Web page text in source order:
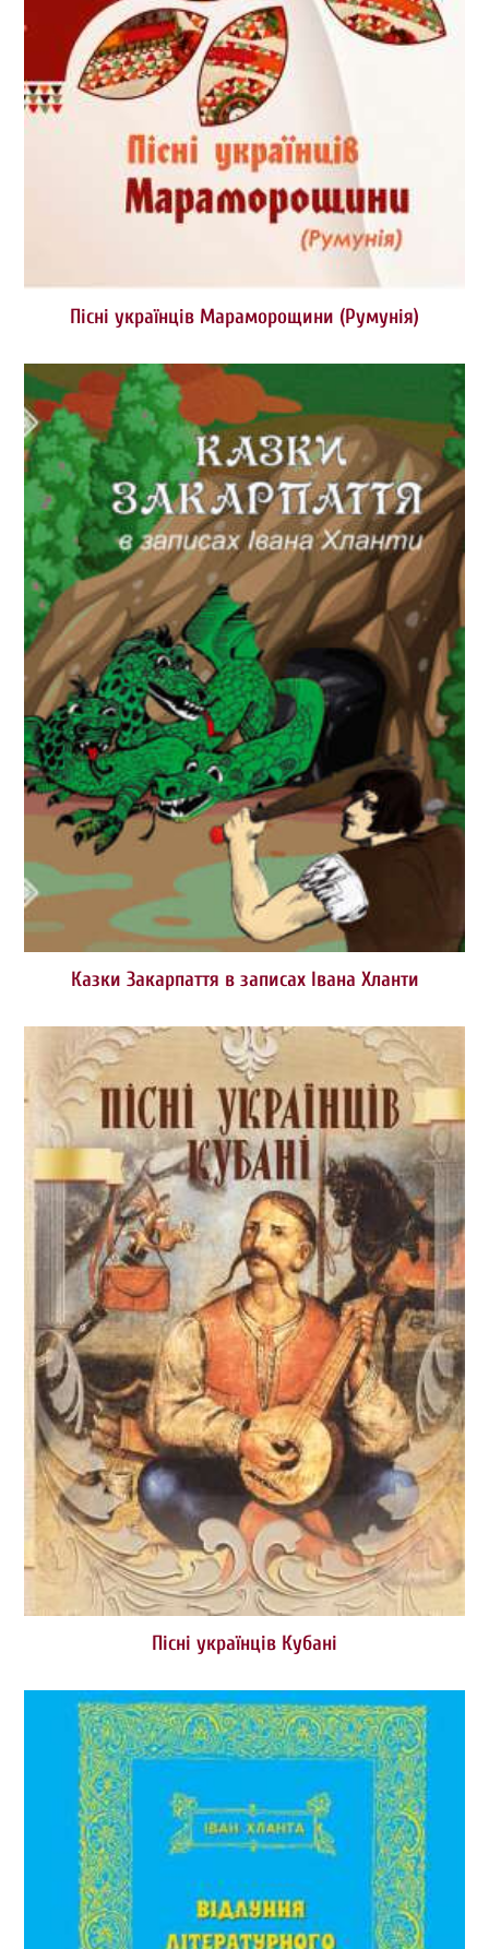
Пісні українців Мараморощини (Румунія)
Казки Закарпаття в записах Івана Хланти
Пісні українців Кубані